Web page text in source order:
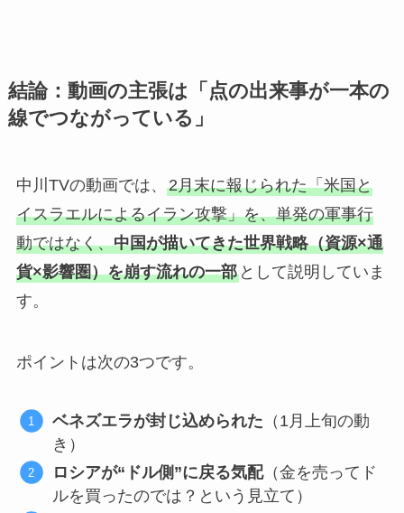
結論：動画の主張は「点の出来事が一本の
線でつながっている」
中川TVの動画では、 2月末に報じられた「米国と
イスラエルによるイラン攻撃」を、単発の軍事行
動ではなく、中国が描いてきた世界戦略（資源×通
貨×影響圏）を崩す流れの一部として説明していま
す。
ポイントは次の3つです。
ベネズエラが封じ込められた （1月上旬の動
き）
ロシアが“ドル側”に戻る気配（金を売ってド
ルを買ったのでは？という見立て）